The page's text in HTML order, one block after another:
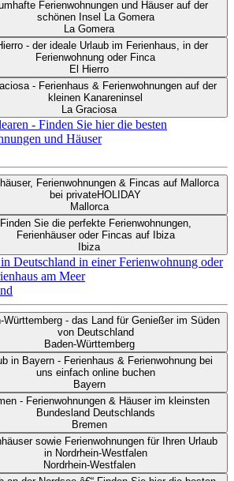
La Gomera
El Hierro
La Graciosa
Mallorca
Ibiza
Baden-Württemberg
Bayern
Bremen
Nordrhein-Westfalen